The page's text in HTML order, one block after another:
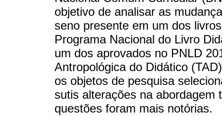
objetivo de analisar as
seno presente em um dos
Programa Nacional do Livro
um dos aprovados no PNLD
Antropológica do Didático
os objetos de pesquisa
sutis alterações na abordagem
questões foram mais notórias.